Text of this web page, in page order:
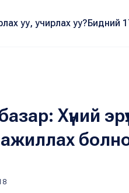
уу, учирлах уу?Бидний
Хүний